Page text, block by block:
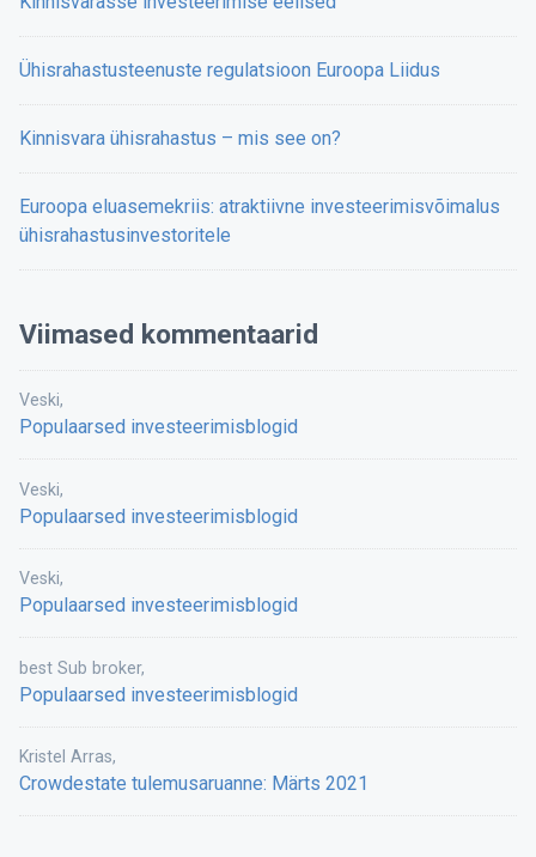
Ühisrahastusteenuste regulatsioon Euroopa Liidus
Kinnisvara ühisrahastus – mis see on?
Euroopa eluasemekriis: atraktiivne investeerimisvõimalus
ühisrahastusinvestoritele
Viimased kommentaarid
Veski,
Populaarsed investeerimisblogid
Veski,
Populaarsed investeerimisblogid
Veski,
Populaarsed investeerimisblogid
best Sub broker,
Populaarsed investeerimisblogid
Kristel Arras,
Crowdestate tulemusaruanne: Märts 2021